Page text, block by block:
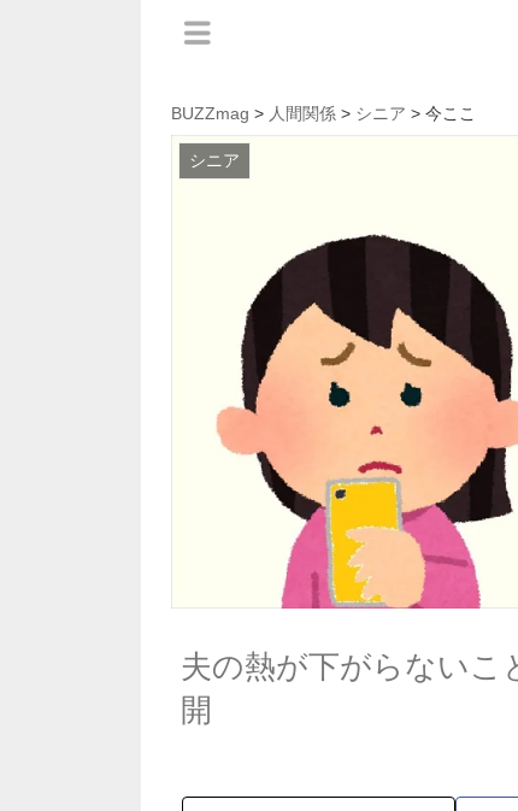
BUZZmag > 人間関係 > シニア > 今ここ
シニア
夫の熱が下がらない
開